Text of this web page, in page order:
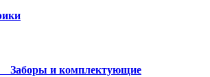
Заборы и комплектующие